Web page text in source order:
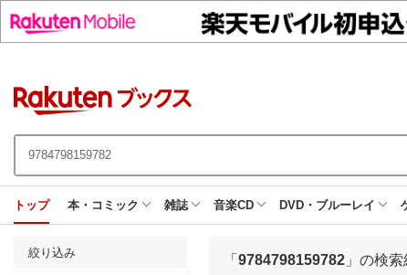
トップ 本・コミック 雑誌 音楽CD DVD・ブルーレイ
絞り込み 「 9784798159782 」の検